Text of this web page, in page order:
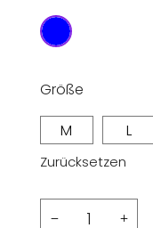
Größe
M
L
Zurücksetzen
Sweater